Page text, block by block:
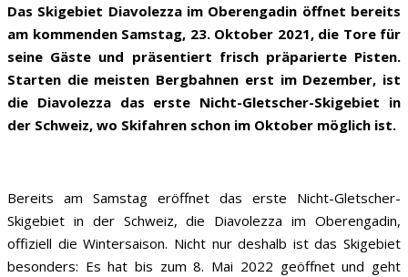
Das Skigebiet Diavolezza im Oberengadin öffnet bereits
am kommenden Samstag, 23. Oktober 2021, die Tore für
seine Gäste und präsentiert frisch präparierte Pisten.
Starten die meisten Bergbahnen erst im Dezember, ist
die Diavolezza das erste Nicht-Gletscher-Skigebiet in
der Schweiz, wo Skifahren schon im Oktober möglich ist.
Bereits am Samstag eröffnet das erste Nicht-Gletscher-
Skigebiet in der Schweiz, die Diavolezza im Oberengadin,
offiziell die Wintersaison. Nicht nur deshalb ist das Skigebiet
besonders: Es hat bis zum 8. Mai 2022 geöffnet und geht